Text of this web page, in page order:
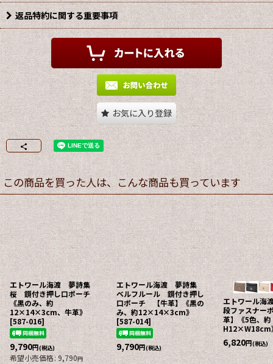
返品特約に関する重要事項
お気に入り登録
この商品を買った人は、こんな商品も買っています
エトワール海渡 夢詩集
桜 鏡付き押し口ポーチ
《黒のみ、約
12×14×3cm、牛革》
[587-016]
9,790円(税込)
希望小売価格: 9,790円
エトワール海渡 夢詩集
ベルフルール 鏡付き押し
口ポーチ 【牛革】《黒の
み、約12×14×3cm》
[587-014]
9,790円(税込)
エトワール
段ファスナー
革】《5色、約
H12×W18cm
6,820円(税込)